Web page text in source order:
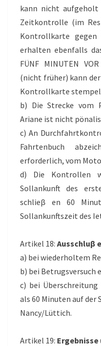
kann nicht
Zeitkontrolle (im
Kontrollkarte gegen
erhalten ebenfalls
FÜNF MINUTEN
(nicht früher) kann
Kontrollkarte
b) Die Strecke vom
Ariane ist nicht
c) An
Fahrtenbuch
erforderlich, vom
d) Die Kontrollen
Sollankunft des
schlieβ en 60
Sollankunftszeit des
Artikel 18: Ausschluβ
a) bei wiederholtem
b) bei Betrugsversuch
c) bei
als 60 Minuten auf
Nancy/Lüttich.
Artikel 19: